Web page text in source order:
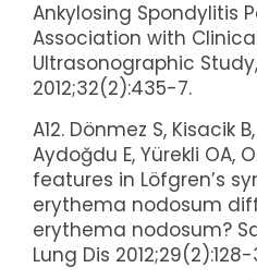
Ankylosing Spondylitis
Association with
Ultrasonographic
2012;32(2):435-7.
A12. Dönmez S, Kisacik
Aydoğdu E, Yürekli OA,
features in Löfgren’s
erythema nodosum
erythema nodosum?
Lung Dis 2012;29(2):128-